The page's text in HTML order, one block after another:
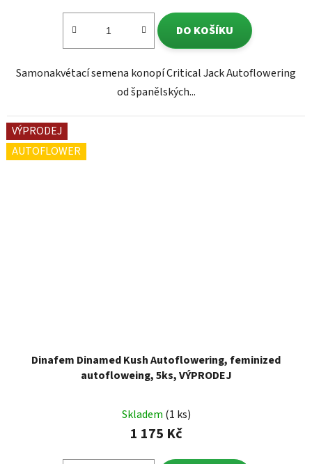
DO KOŠÍKU
Samonakvétací semena konopí Critical Jack Autoflowering
od španělských...
VÝPRODEJ
AUTOFLOWER
Dinafem Dinamed Kush Autoflowering, feminized
autofloweing, 5ks, VÝPRODEJ
Skladem (1 ks)
1 175 Kč